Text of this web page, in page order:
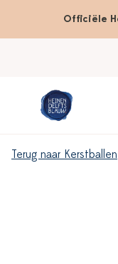
Officiële
Terug naar Kerstballen